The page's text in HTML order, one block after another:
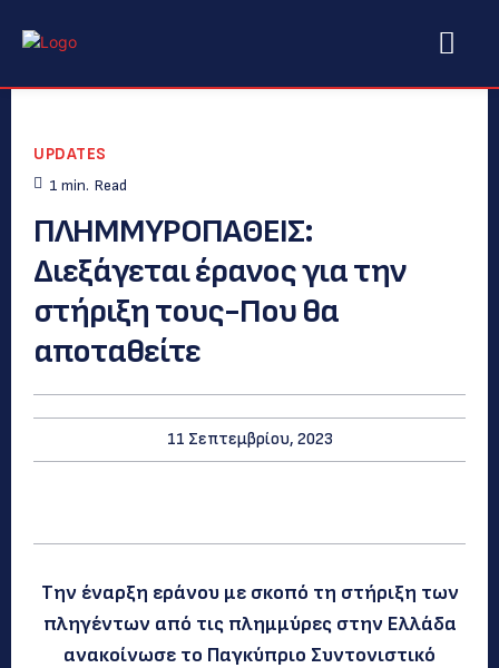
UPDATES
1 min. Read
ΠΛΗΜΜΥΡΟΠΑΘΕΙΣ:
Διεξάγεται έρανος για την
στήριξη τους-Που θα
αποταθείτε
11 Σεπτεμβρίου, 2023
Την έναρξη εράνου με σκοπό τη στήριξη των
πληγέντων από τις πλημμύρες στην Ελλάδα
ανακοίνωσε το Παγκύπριο Συντονιστικό